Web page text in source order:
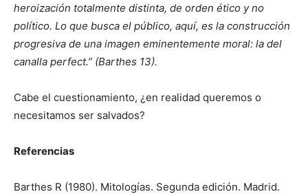
heroización totalmente distinta, de orden ético y no
político. Lo que busca el público, aquí, es la construcción
progresiva de una imagen eminentemente moral: la del
canalla perfect.” (Barthes 13).
Cabe el cuestionamiento, ¿en realidad queremos o
necesitamos ser salvados?
Referencias
Barthes R (1980). Mitologías. Segunda edición. Madrid.